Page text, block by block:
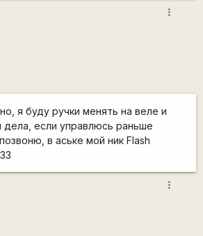
more_vert
я буду ручки менять на веле и
дела, если управлюсь раньше
в аське мой ник Flаsh
more_vert